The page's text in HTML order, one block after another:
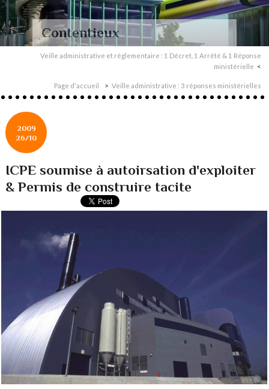
Contentieux
Veille administrative et réglementaire : 1 Décret, 1 Arrêté & 1 Réponse
ministérielle
Page d'accueil Veille administrative : 3 réponses ministérielles
2009
26/10
ICPE soumise à autoirsation d'exploiter
& Permis de construire tacite